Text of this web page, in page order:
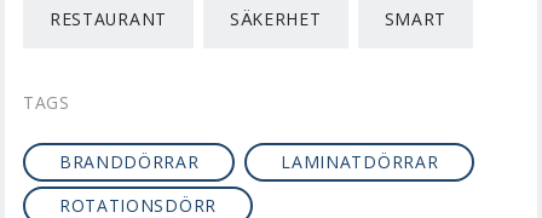
RESTAURANT SÄKERHET SMART
TAGS
BRANDDÖRRAR
LAMINATDÖRRAR
ROTATIONSDÖRR